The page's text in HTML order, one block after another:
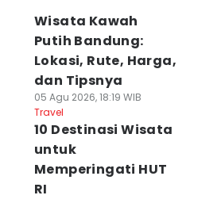
Wisata Kawah
Putih Bandung:
Lokasi, Rute, Harga,
dan Tipsnya
05 Agu 2026, 18:19 WIB
Travel
10 Destinasi Wisata
untuk
Memperingati HUT
RI